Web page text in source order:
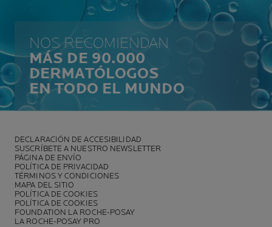
NOS RECOMIENDAN
MÁS DE 90.000
DERMATÓLOGOS
EN TODO EL MUNDO
DECLARACIÓN DE ACCESIBILIDAD
SUSCRÍBETE A NUESTRO NEWSLETTER
PÁGINA DE ENVÍO
POLÍTICA DE PRIVACIDAD
TÉRMINOS Y CONDICIONES
MAPA DEL SITIO
POLÍTICA DE COOKIES
POLÍTICA DE COOKIES
FOUNDATION LA ROCHE-POSAY
LA ROCHE-POSAY PRO